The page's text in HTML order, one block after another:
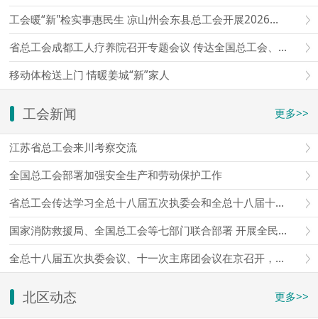
工会暖“新"检实事惠民生 凉山州会东县总工会开展2026年新就业形态劳动者移动体检
省总工会成都工人疗养院召开专题会议 传达全国总工会、省总工会会议精神 研究部署贯彻落实意见
移动体检送上门 情暖姜城“新”家人
工会新闻 更多>>
江苏省总工会来川考察交流
全国总工会部署加强安全生产和劳动保护工作
省总工会传达学习全总十八届五次执委会和全总十八届十一次主席团会议精神
国家消防救援局、全国总工会等七部门联合部署 开展全民消防安全素质提升行动
全总十八届五次执委会议、十一次主席团会议在京召开，王东明主持会议并讲话
北区动态 更多>>